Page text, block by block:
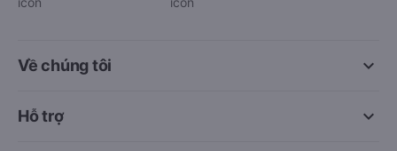
Về chúng tôi